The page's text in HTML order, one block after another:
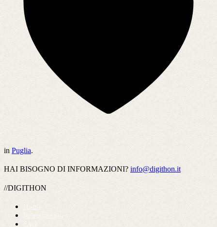
in Puglia.
HAI BISOGNO DI INFORMAZIONI? info@digithon.it
//DIGITHON